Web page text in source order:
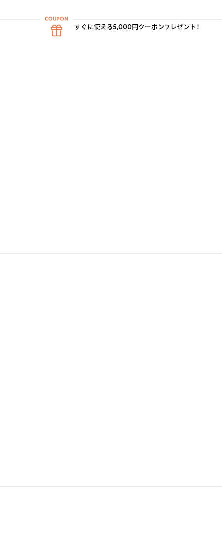
すぐに使える5,000円クーポンプレゼント！